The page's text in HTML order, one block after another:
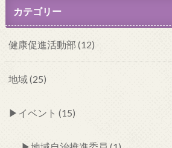
カテゴリー
健康促進活動部 (12)
地域 (25)
イベント (15)